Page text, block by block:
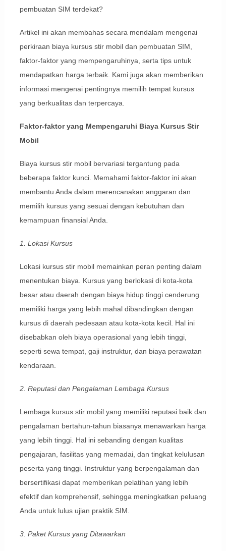
pembuatan SIM terdekat?
Artikel ini akan membahas secara mendalam mengenai
perkiraan biaya kursus stir mobil dan pembuatan SIM,
faktor-faktor yang mempengaruhinya, serta tips untuk
mendapatkan harga terbaik. Kami juga akan memberikan
informasi mengenai pentingnya memilih tempat kursus
yang berkualitas dan terpercaya.
Faktor-faktor yang Mempengaruhi Biaya Kursus Stir
Mobil
Biaya kursus stir mobil bervariasi tergantung pada
beberapa faktor kunci. Memahami faktor-faktor ini akan
membantu Anda dalam merencanakan anggaran dan
memilih kursus yang sesuai dengan kebutuhan dan
kemampuan finansial Anda.
1. Lokasi Kursus
Lokasi kursus stir mobil memainkan peran penting dalam
menentukan biaya. Kursus yang berlokasi di kota-kota
besar atau daerah dengan biaya hidup tinggi cenderung
memiliki harga yang lebih mahal dibandingkan dengan
kursus di daerah pedesaan atau kota-kota kecil. Hal ini
disebabkan oleh biaya operasional yang lebih tinggi,
seperti sewa tempat, gaji instruktur, dan biaya perawatan
kendaraan.
2. Reputasi dan Pengalaman Lembaga Kursus
Lembaga kursus stir mobil yang memiliki reputasi baik dan
pengalaman bertahun-tahun biasanya menawarkan harga
yang lebih tinggi. Hal ini sebanding dengan kualitas
pengajaran, fasilitas yang memadai, dan tingkat kelulusan
peserta yang tinggi. Instruktur yang berpengalaman dan
bersertifikasi dapat memberikan pelatihan yang lebih
efektif dan komprehensif, sehingga meningkatkan peluang
Anda untuk lulus ujian praktik SIM.
3. Paket Kursus yang Ditawarkan